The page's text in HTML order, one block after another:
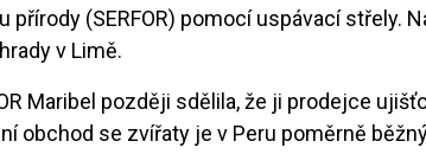
přírody (SERFOR) pomocí uspávací střely.
v Limě.
Maribel později sdělila, že ji prodejce
obchod se zvířaty je v Peru poměrně